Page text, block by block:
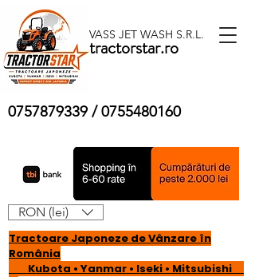
VASS JET WASH S.R.L.
tractorstar.ro
0757879339 /0755480160
Tractoare Japoneze de Vânzare în
România
Kubota • Yanmar • Iseki • Mitsubishi
RON (lei)